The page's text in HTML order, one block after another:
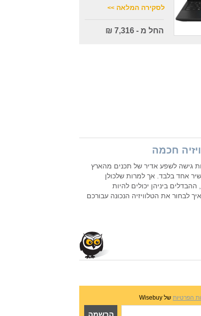
לסקירה המלאה >>
החל מ - 7,316 ₪
חכמה
גישה לשפע אדיר של תכנים מהארץ
אחד בלבד. אך למרות שלכולן
ביניהן יכולים להיות
לבחור את הטלוויזיה הנכונה עבורכם
הפרטיות של Wisebuy